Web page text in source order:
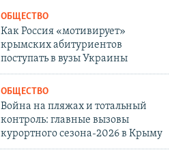
ОБЩЕСТВО
Как Россия «мотивирует»
крымских абитуриентов
поступать в вузы Украины
ОБЩЕСТВО
Война на пляжах и тотальный
контроль: главные вызовы
курортного сезона-2026 в Крыму